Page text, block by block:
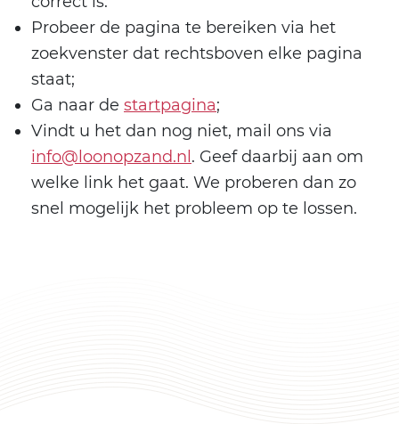
Probeer de pagina te bereiken via het
zoekvenster dat rechtsboven elke pagina
staat;
Ga naar de startpagina;
Vindt u het dan nog niet, mail ons via
info@loonopzand.nl . Geef daarbij aan om
welke link het gaat. We proberen dan zo
snel mogelijk het probleem op te lossen.